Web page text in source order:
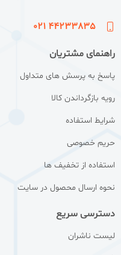
44233835 021
راهنمای مشتریان
پاسخ به پرسش های متداول
رویه بازگرداندن کالا
شرایط استفاده
حریم خصوصی
استفاده از تخفیف ها
نحوه ارسال محصول در سایت
دسترسی سریع
لیست ناشران